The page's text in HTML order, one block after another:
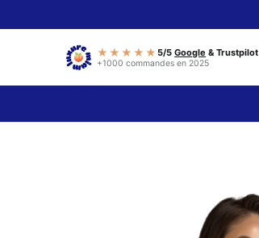
★★★★★5/5Google & Trustpilot
+1000 commandes en 2025